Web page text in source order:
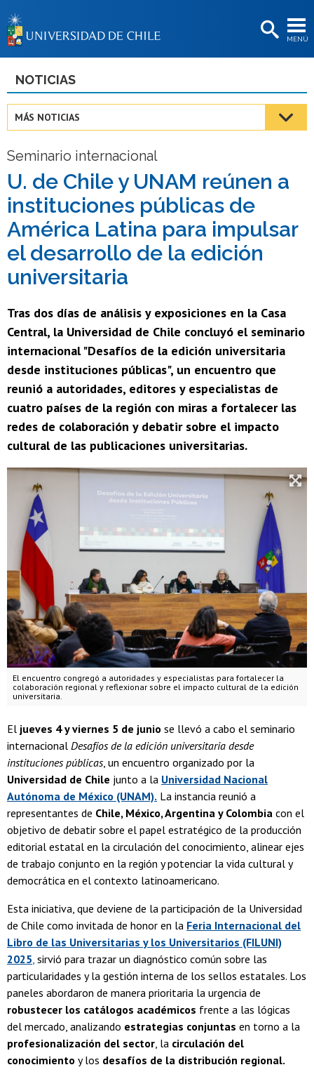
MENÚ
BIBLIOTECAS
Estudiantes
Académicas/os
Funcionarias/os
Egresadas/os
NOTICIAS
MÁS NOTICIAS
Seminario internacional
U. de Chile y UNAM reúnen a
instituciones públicas de
América Latina para impulsar
el desarrollo de la edición
universitaria
Tras dos días de análisis y exposiciones en la Casa
Central, la Universidad de Chile concluyó el seminario
internacional "Desafíos de la edición universitaria
desde instituciones públicas", un encuentro que
reunió a autoridades, editores y especialistas de
cuatro países de la región con miras a fortalecer las
redes de colaboración y debatir sobre el impacto
cultural de las publicaciones universitarias.
El encuentro congregó a autoridades y especialistas para fortalecer la
colaboración regional y reflexionar sobre el impacto cultural de la edición
universitaria.
El jueves 4 y viernes 5 de junio se llevó a cabo el seminario
internacional Desafíos de la edición universitaria desde
instituciones públicas, un encuentro organizado por la
Universidad de Chile junto a la Universidad Nacional
Autónoma de México (UNAM). La instancia reunió a
representantes de Chile, México, Argentina y Colombia con el
objetivo de debatir sobre el papel estratégico de la producción
editorial estatal en la circulación del conocimiento, alinear ejes
de trabajo conjunto en la región y potenciar la vida cultural y
democrática en el contexto latinoamericano.
Esta iniciativa, que deviene de la participación de la Universidad
de Chile como invitada de honor en la Feria Internacional del
Libro de las Universitarias y los Universitarios (FILUNI)
2025, sirvió para trazar un diagnóstico común sobre las
particularidades y la gestión interna de los sellos estatales. Los
paneles abordaron de manera prioritaria la urgencia de
robustecer los catálogos académicos frente a las lógicas
del mercado, analizando estrategias conjuntas en torno a la
profesionalización del sector, la circulación del
conocimiento y los desafíos de la distribución regional.